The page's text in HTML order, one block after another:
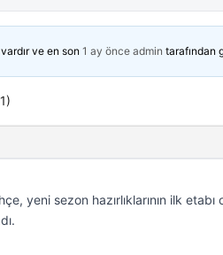
ve en son 1 ay önce admin tarafından
yeni sezon hazırlıklarının ilk